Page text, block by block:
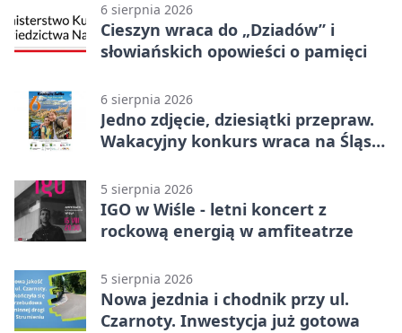
6 sierpnia 2026
Cieszyn wraca do „Dziadów” i
słowiańskich opowieści o pamięci
6 sierpnia 2026
Jedno zdjęcie, dziesiątki przepraw.
Wakacyjny konkurs wraca na Śląsk
5 sierpnia 2026
IGO w Wiśle - letni koncert z
rockową energią w amfiteatrze
5 sierpnia 2026
Nowa jezdnia i chodnik przy ul.
Czarnoty. Inwestycja już gotowa